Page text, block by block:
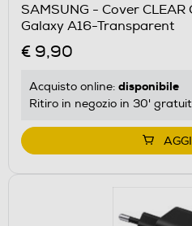
SAMSUNG - Cover CLEAR
Galaxy A16-Transparent
€ 9,90
Acquisto online: disponibile
Ritiro in negozio in 30'